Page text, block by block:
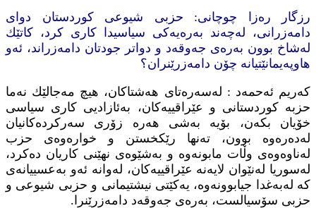
رزگار ره‌زا چوچانی: حزبی شیوعی كوردستان دوای
دامه‌زرانی، له‌چه‌ند به‌ره‌یه‌كی سیاسیدا كاری كرد، كاتێك
له‌شاخ بوون به‌ره‌ی جه‌وقه‌د و دواتر جودتان دامه‌زراند، ئه‌و
هاوپه‌یمانێتیانه‌‌ چۆن دامه‌زرێنران؟
كه‌ریم ئه‌حمه‌د : له‌سه‌ره‌تای هه‌شتاكان، هیچ مه‌جالێك نه‌ما
حزبه‌ كوردستانی و عێراقییه‌كان، به‌ئازادیی كاری سیاسی
خۆیان بكه‌ن، بۆیه‌ به‌شی هه‌ره‌ زۆری سه‌ركرده‌كانیان
له‌ده‌ره‌وه‌ بوون، ته‌نها رێكخستن و خواره‌وه‌ی حزب
له‌ناوه‌وه‌ی وڵات مابونه‌وه‌ و به‌شێوه‌ی نهێنی كاریان ده‌كرد،
له‌سوریا له‌نێوان لایه‌نه‌ عێراقییه‌كان، له‌وانه‌ ئه‌و به‌عسییانه‌ی
كه‌ له‌به‌غدا جیابوونه‌وه‌، یه‌كێتی نیشتیمانی و حزبی شیوعی و
حزبی سۆسیالست، به‌ره‌ی جه‌وقه‌د دامه‌زرێنرا.